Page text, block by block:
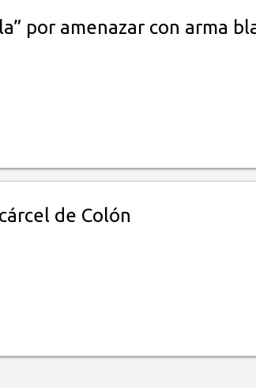
por amenazar con arma
de Colón